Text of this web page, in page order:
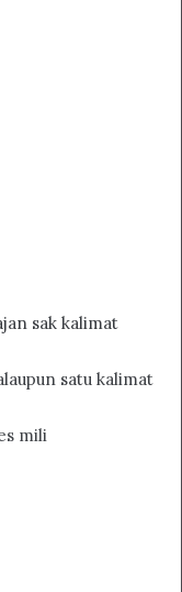
sak kalimat
satu kalimat
mili